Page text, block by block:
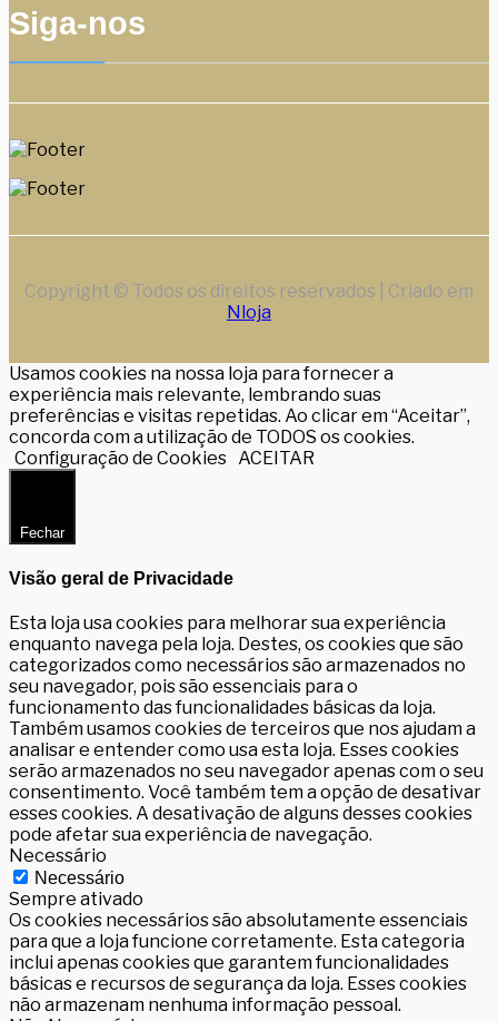
Siga-nos
Copyright © Todos os direitos reservados | Criado em
Nloja
Usamos cookies na nossa loja para fornecer a
experiência mais relevante, lembrando suas
preferências e visitas repetidas. Ao clicar em “Aceitar”,
concorda com a utilização de TODOS os cookies.
Configuração de Cookies ACEITAR
Fechar
Visão geral de Privacidade
Esta loja usa cookies para melhorar sua experiência
enquanto navega pela loja. Destes, os cookies que são
categorizados como necessários são armazenados no
seu navegador, pois são essenciais para o
funcionamento das funcionalidades básicas da loja.
Também usamos cookies de terceiros que nos ajudam a
analisar e entender como usa esta loja. Esses cookies
serão armazenados no seu navegador apenas com o seu
consentimento. Você também tem a opção de desativar
esses cookies. A desativação de alguns desses cookies
pode afetar sua experiência de navegação.
Necessário
Necessário
Sempre ativado
Os cookies necessários são absolutamente essenciais
para que a loja funcione corretamente. Esta categoria
inclui apenas cookies que garantem funcionalidades
básicas e recursos de segurança da loja. Esses cookies
não armazenam nenhuma informação pessoal.